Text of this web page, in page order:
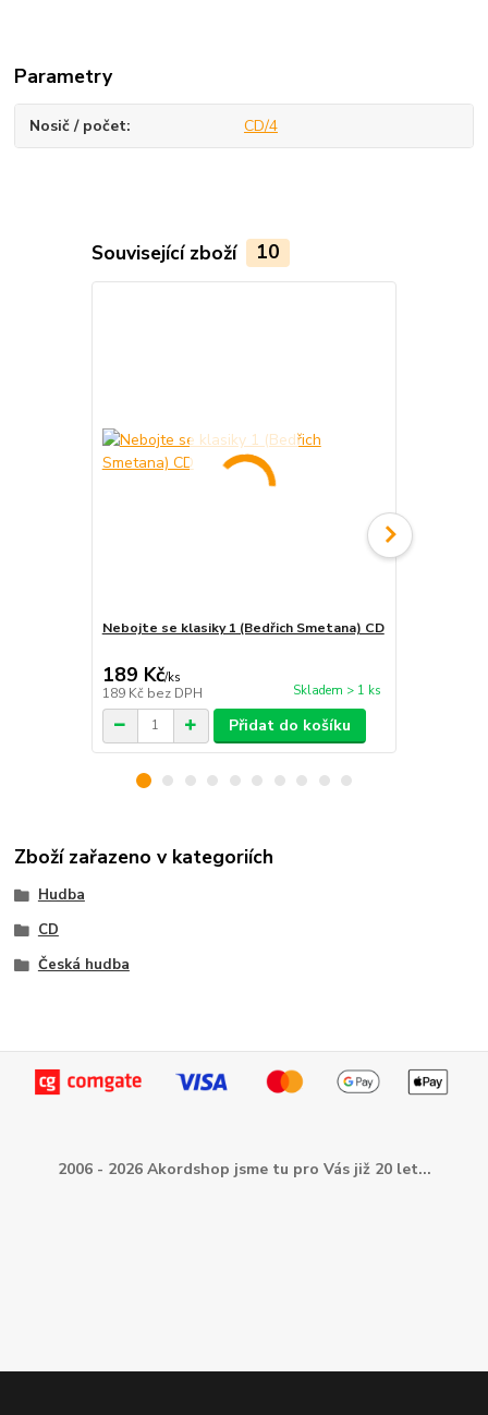
Parametry
Nosič / počet CD/4
Související zboží 10
Nebojte se klasiky 1 (Bedřich Smetana) CD
189 Kč/ks
189 Kč bez DPH Skladem > 1 ks
Přidat do košíku
Zboží zařazeno v kategoriích
Hudba
CD
Česká hudba
2006 - 2026 Akordshop jsme tu pro Vás již 20 let...